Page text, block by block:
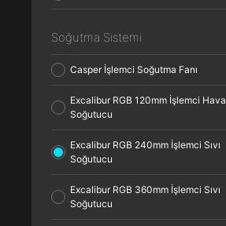
Soğutma Sistemi
Casper İşlemci Soğutma Fanı
Excalibur RGB 120mm İşlemci Hava
Soğutucu
Excalibur RGB 240mm İşlemci Sıvı
Soğutucu
Excalibur RGB 360mm İşlemci Sıvı
Soğutucu